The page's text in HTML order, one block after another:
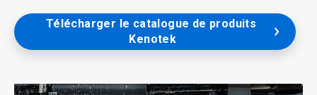
Télécharger le catalogue de produits
Kenotek